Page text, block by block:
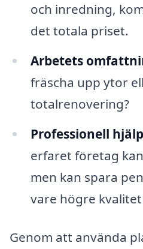
och inredning,
det totala priset.
Arbetets
fräscha upp ytor
totalrenovering?
Professionell
erfaret företag
men kan spara
vare högre
Genom att använda